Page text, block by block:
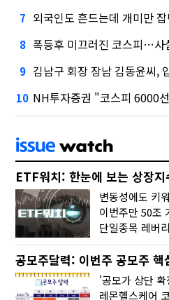
7 외국인도 흔드는데 개미만 잡던
8 폭등후 미끄러진 코스피…사
9 김남구 회장 장남 김동윤씨, 입
10 NH투자증권 "코스피 6000선이 바
ETF워치: 한눈에 보는 상장지
단일종목 레버
공모주달력: 이번주 공모주 핵
'공모가 상단